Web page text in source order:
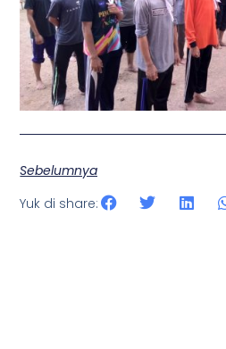
Sebelumnya
Yuk di share: